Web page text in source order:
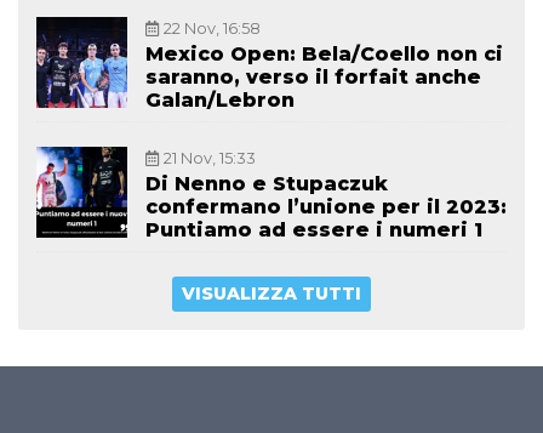
22 Nov, 16:58
Mexico Open: Bela/Coello non ci
saranno, verso il forfait anche
Galan/Lebron
21 Nov, 15:33
Di Nenno e Stupaczuk
confermano l’unione per il 2023:
Puntiamo ad essere i numeri 1
VISUALIZZA TUTTI